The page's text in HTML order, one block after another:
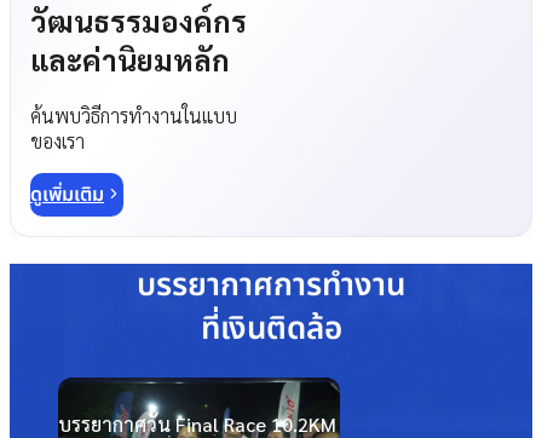
วัฒนธรรมองค์กร
และค่านิยมหลัก
ค้นพบวิธีการทำงานในแบบ
ของเรา
ดูเพิ่มเติม
บรรยากาศการทำงาน
ที่เงินติดล้อ
บรรยากาศวัน Final Race 10.2KM